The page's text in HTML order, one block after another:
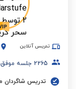
تدریس آنلاین
2265 جلسه موفق